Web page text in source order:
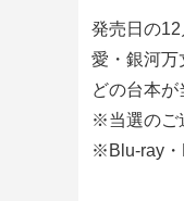
発売日の
愛・銀河万
どの台本が
※当選のご
※Blu-ray・